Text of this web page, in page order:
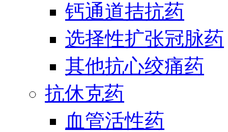
钙通道拮抗药
选择性扩张冠脉药
其他抗心绞痛药
抗休克药
血管活性药